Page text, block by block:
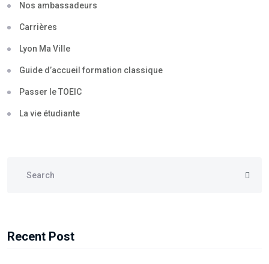
Nos ambassadeurs
Carrières
Lyon Ma Ville
Guide d’accueil formation classique
Passer le TOEIC
La vie étudiante
Recent Post